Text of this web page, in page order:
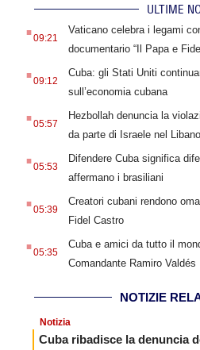
ULTIME
.09:21
Vaticano celebra i legami
documentario “Il Papa e
.09:12
Cuba: gli Stati Uniti
sull’economia cubana
.05:57
Hezbollah denuncia la
da parte di Israele nel
.05:53
Difendere Cuba significa
affermano i brasiliani
.05:39
Creatori cubani rendono
Fidel Castro
.05:35
Cuba e amici da tutto il
Comandante Ramiro Valdés
NOTIZIE
Notizia
Cuba ribadisce la denuncia